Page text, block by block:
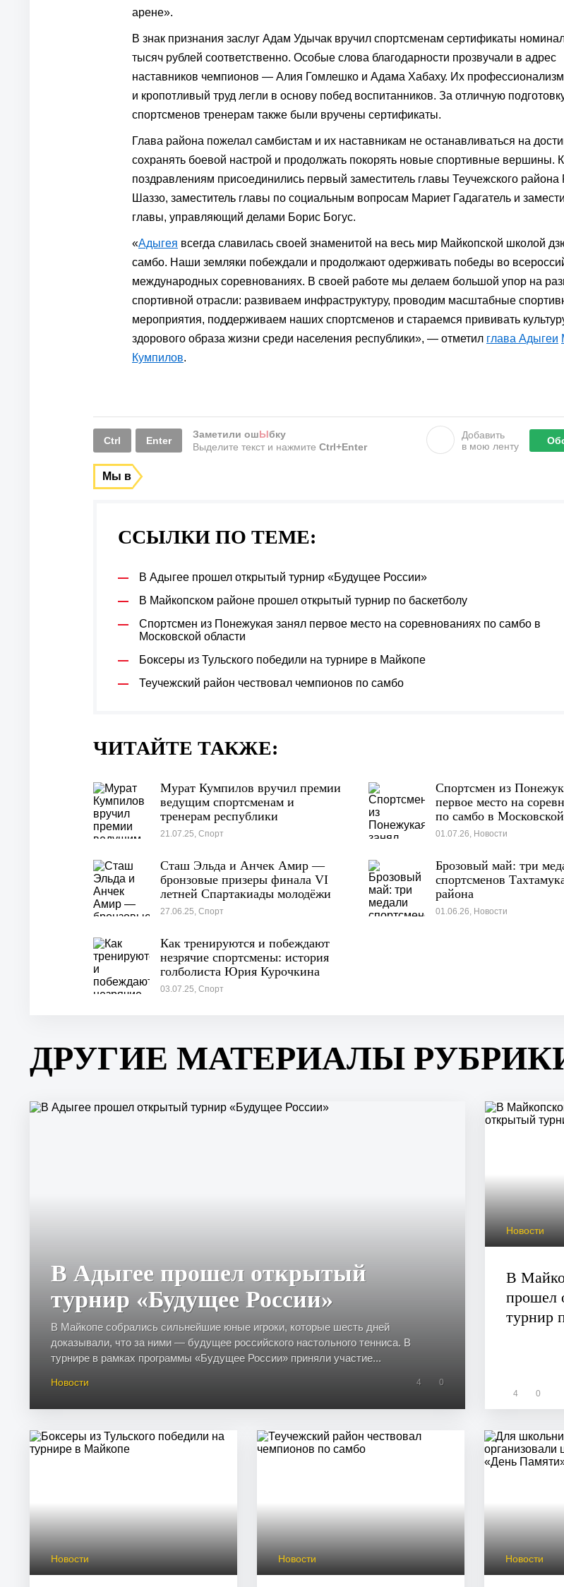
арене».
В знак признания заслуг Адам Удычак вручил спортсменам сертификаты
тысяч рублей соответственно. Особые слова благодарности прозвучали в адрес
наставников чемпионов — Алия Гомлешко и Адама Хабаху. Их
и кропотливый труд легли в основу побед воспитанников. За отличную
спортсменов тренерам также были вручены сертификаты.
Глава района пожелал самбистам и их наставникам не останавливаться на
сохранять боевой настрой и продолжать покорять новые спортивные вершины. К
поздравлениям присоединились первый заместитель главы Теучежского района
Шаззо, заместитель главы по социальным вопросам Мариет Гадагатель и
главы, управляющий делами Борис Богус.
«Адыгея всегда славилась своей знаменитой на весь мир Майкопской школой
самбо. Наши земляки побеждали и продолжают одерживать победы во
международных соревнованиях. В своей работе мы делаем большой упор на
спортивной отрасли: развиваем инфраструктуру, проводим масштабные
мероприятия, поддерживаем наших спортсменов и стараемся прививать
здорового образа жизни среди населения республики», — отметил глава Адыгеи
Кумпилов.
Ctrl Enter
Заметили ошЫбку
Выделите текст и нажмите Ctrl+Enter
Добавить
в мою ленту
Мы в
ССЫЛКИ ПО ТЕМЕ:
В Адыгее прошел открытый турнир «Будущее России»
В Майкопском районе прошел открытый турнир по баскетболу
Спортсмен из Понежукая занял первое место на соревнованиях по самбо в
Московской области
Боксеры из Тульского победили на турнире в Майкопе
Теучежский район чествовал чемпионов по самбо
ЧИТАЙТЕ ТАКЖЕ:
Мурат Кумпилов вручил премии
ведущим спортсменам и
тренерам республики
21.07.25, Спорт
Спортсмен из
первое место на
по самбо в
01.07.26, Новости
Сташ Эльда и Анчек Амир —
бронзовые призеры финала VI
летней Спартакиады молодёжи
России по самбо
27.06.25, Спорт
Брозовый май: три
спортсменов
района
01.06.26, Новости
Как тренируются и побеждают
незрячие спортсмены: история
голболиста Юрия Курочкина
03.07.25, Спорт
ДРУГИЕ МАТЕРИАЛЫ
В Адыгее прошел открытый
турнир «Будущее России»
В Майкопе собрались сильнейшие юные игроки, которые шесть дней
доказывали, что за ними — будущее российского настольного тенниса. В
турнире в рамках программы «Будущее России» приняли участие...
Новости 4 0
Новости
В
прошел
турнир
4 0
Новости Новости Новости